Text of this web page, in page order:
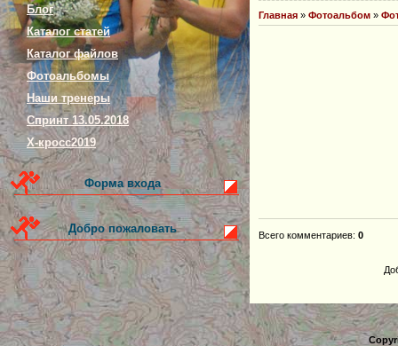
Блог
Каталог статей
Каталог файлов
Фотоальбомы
Наши тренеры
Спринт 13.05.2018
Х-кросс2019
Форма входа
Добро пожаловать
Главная » Фотоальбом »
Всего комментариев: 0